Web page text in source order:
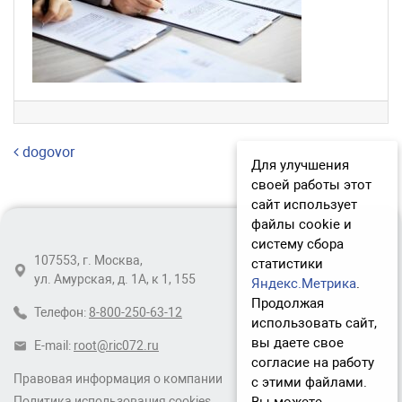
Навигация по записям
dogovor
Правовая информация о компании
107553, г. Москва,
ул. Амурская, д. 1А, к 1, 155
Телефон: 8-800-250-63-12
E-mail: root@ric072.ru
Для улучшения
своей работы этот
сайт использует
файлы cookie и
систему сбора
статистики
Яндекс.Метрика.
Продолжая
использовать сайт,
вы даете свое
согласие на работу
с этими файлами.